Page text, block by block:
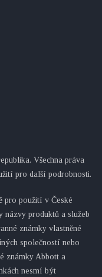
Všechna práva
pro další podrobnosti.
pro použití v České
názvy produktů a služeb
známky vlastněné
společností nebo
známky Abbott a
nesmí být